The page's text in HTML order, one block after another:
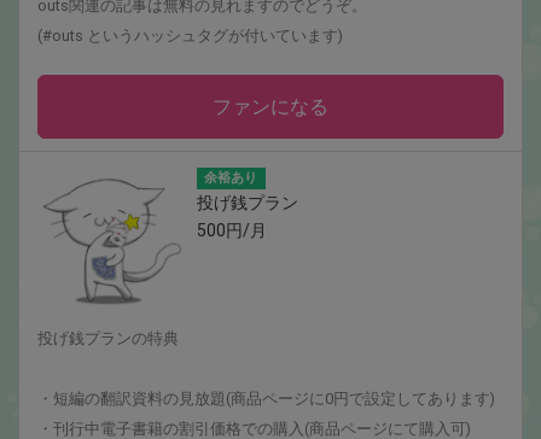
outs関連の記事は無料の見れますのでどうぞ。
(#outs というハッシュタグが付いています)
ファンになる
余裕あり
投げ銭プラン
500円/月
投げ銭プランの特典
・短編の翻訳資料の見放題(商品ページに0円で設定してあります)
・刊行中電子書籍の割引価格での購入(商品ページにて購入可)